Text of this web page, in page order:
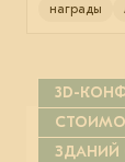
награды
3D-
ЗДАНИЙ